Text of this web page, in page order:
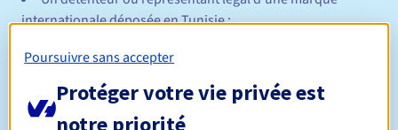
internationale déposée en Tunisie ;
tunisienne ou résidente officiellement en Tunisie.
Règles de nommage
Règles de gestion et notifications
Poursuivre sans accepter
Protéger votre vie privée est
notre priorité